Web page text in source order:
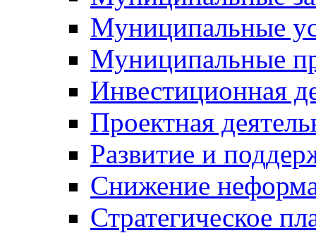
Муниципальные
Муниципальные
Инвестиционная
Проектная
Развитие и
Снижение
Стратегическое